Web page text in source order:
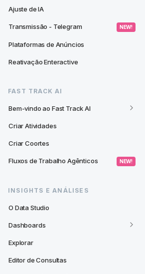
Ajuste de IA
Transmissão - Telegram NEW!
Plataformas de Anúncios
Reativação Enteractive
FAST TRACK AI
Bem-vindo ao Fast Track AI
Criar Atividades
Criar Coortes
Fluxos de Trabalho Agênticos NEW!
INSIGHTS E ANÁLISES
O Data Studio
Dashboards
Explorar
Editor de Consultas
👋‍ Registro
qualquer
por favor replique o abaixo: